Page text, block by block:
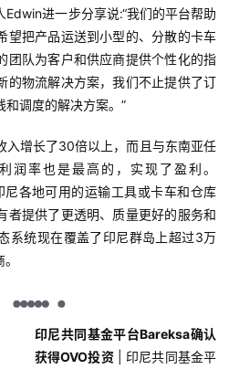
Edwin进一步分享说:“我们的平台帮助
望把产品运送到小型的、分散的卡车
团队为客户和供应商提供个性化的指
的物流解决方案，我们不止提供了订
调度的解决方案。”
入增长了30倍以上，而且与东南亚任
润率也是最高的，实现了盈利。
各地可用的运输工具或卡车和仓库
者提供了更透明、质量更好的服务和
系统现在覆盖了印尼群岛上超过3万
印尼共同基金平台Bareksa确认
获得OVO投资| 印尼共同基金平